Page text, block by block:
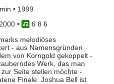
• 1999
•
6 8 6
melodiöses
- aus Namensgründen
von Korngold gekoppelt -
Werk, das man
Seite stellen möchte -
Finale. Joshua Bell ist